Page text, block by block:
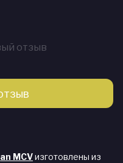
отзыв
MCVизготовлены из